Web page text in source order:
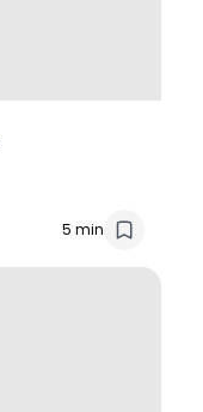
5 min